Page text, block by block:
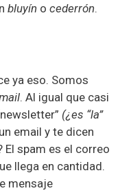
bluyín o cederrón.
ya eso. Somos
. Al igual que casi
(¿es “la”
email y te dicen
El spam es el correo
llega en cantidad.
mensaje